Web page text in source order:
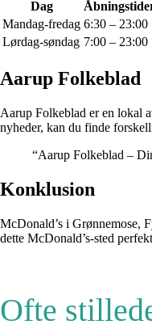
Dag
Mandag-fredag 6:30 – 23:00
Lørdag-søndag 7:00 – 23:00
Aarup Folkeblad
Aarup Folkeblad er en lokal
nyheder, kan du finde
“Aarup Folkeblad –
Konklusion
McDonald’s i Grønnemose,
dette McDonald’s-sted
Ofte